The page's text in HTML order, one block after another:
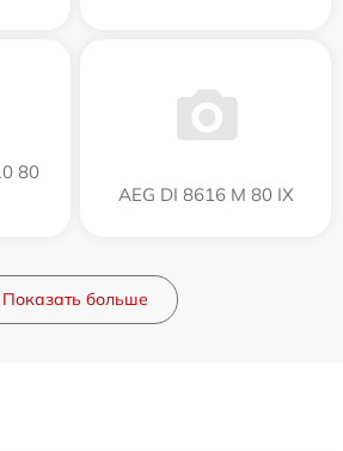
80
AEG DI 8616 M 80 IX
Показать больше